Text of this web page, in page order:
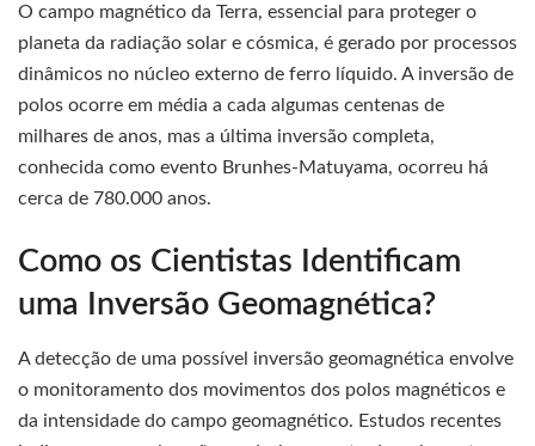
O campo magnético da Terra, essencial para proteger o
planeta da radiação solar e cósmica, é gerado por processos
dinâmicos no núcleo externo de ferro líquido. A inversão de
polos ocorre em média a cada algumas centenas de
milhares de anos, mas a última inversão completa,
conhecida como evento Brunhes-Matuyama, ocorreu há
cerca de 780.000 anos.
Como os Cientistas Identificam
uma Inversão Geomagnética?
A detecção de uma possível inversão geomagnética envolve
o monitoramento dos movimentos dos polos magnéticos e
da intensidade do campo geomagnético. Estudos recentes